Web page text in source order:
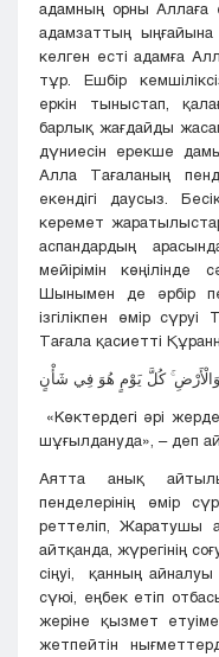
адамның орны
адамзаттың ыңғайына
келген есті адамға
тұр. Ешбір
еркін тыныстап,
барлық жағдайды
дүниесін ерекше
Алла Тағаланың
екендігі даусыз.
керемет
аспандардың
мейірімін көңілінде
Шынымен де әрбір
ізгілікпен өмір
Тағала қасиетті
كُلَّ يَوْمٍ هُوَ فِي شَأْنٍ
«Көктердегі әрі
шұғылдануда», – деп
Аятта анық
пенделерінің өмір
реттеліп, Жаратушы
айтқанда, жүрегінің
сіңуі, қанның
сүюі, еңбек етіп
жеріне қызмет
жетпейтін